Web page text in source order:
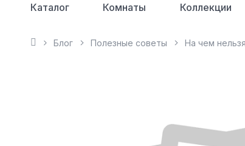
Каталог Комнаты Коллекции
Блог Полезные советы На чем